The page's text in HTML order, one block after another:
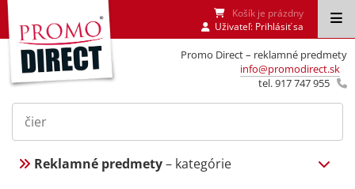
Promo Direct – reklamné predmety
info@promodirect.sk
tel. 917 747 955
Košík je prázdny
Uživateľ: Prihlásiť sa
Reklamné predmety– kategórie